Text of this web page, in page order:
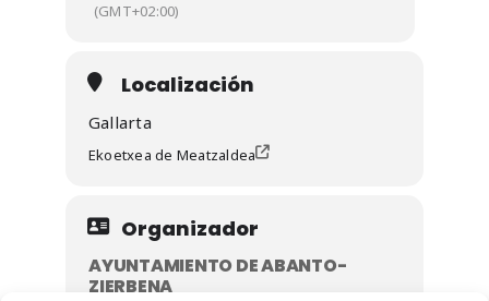
(GMT+02:00)
Localización
Gallarta
Ekoetxea de Meatzaldea
Organizador
AYUNTAMIENTO DE ABANTO-
ZIERBENA